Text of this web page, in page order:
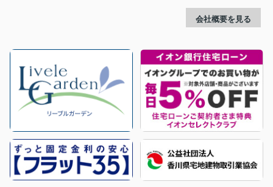
会社概要を見る